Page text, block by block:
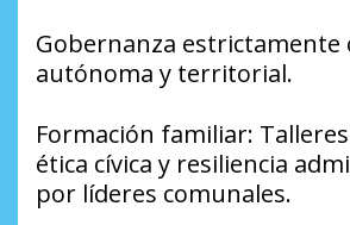
​Gobernanza estrictamente
autónoma y territorial.
​Formación familiar:
ética cívica y resiliencia
por líderes comunales.